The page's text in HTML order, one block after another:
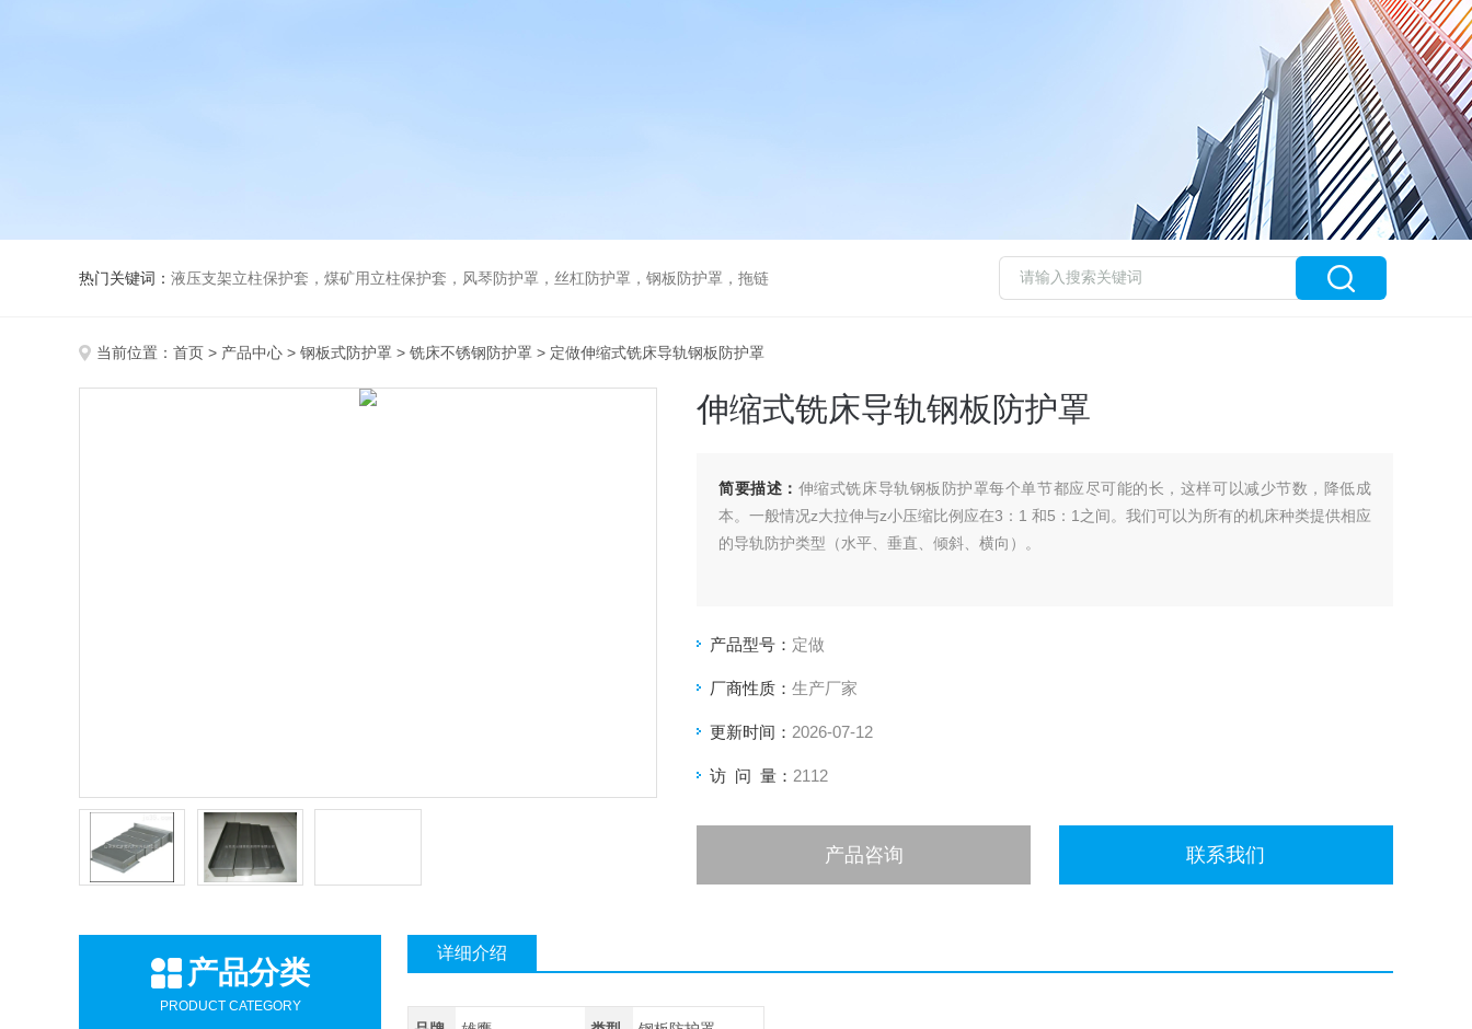
热门关键词： 液压支架立柱保护套，煤矿用立柱保护套，风琴防护罩，丝杠防护罩，钢板防护罩，拖链
当前位置： 首页 > 产品中心 > 钢板式防护罩 > 铣床不锈钢防护罩 > 定做伸缩式铣床导轨钢板防护罩
伸缩式铣床导轨钢板防护罩
简要描述： 伸缩式铣床导轨钢板防护罩每个单节都应尽可能的长，这样可以减少节数，降低成
本。一般情况z大拉伸与z小压缩比例应在3：1 和5：1之间。我们可以为所有的机床种类提供相应
的导轨防护类型（水平、垂直、倾斜、横向）。
产品型号： 定做
厂商性质： 生产厂家
更新时间： 2026-07-12
访 问 量： 2112
产品咨询 联系我们
产品分类
PRODUCT CATEGORY
详细介绍